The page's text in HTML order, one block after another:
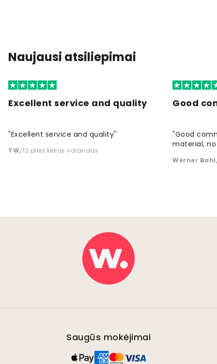
Naujausi atsiliepimai
Excellent service and quality
"Excellent service and quality"
TW, 12 prieš kelias valandas
Good
"Good
material,
Werner Bahl
Saugūs mokėjimai